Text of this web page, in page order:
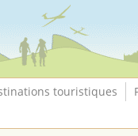
touristiques